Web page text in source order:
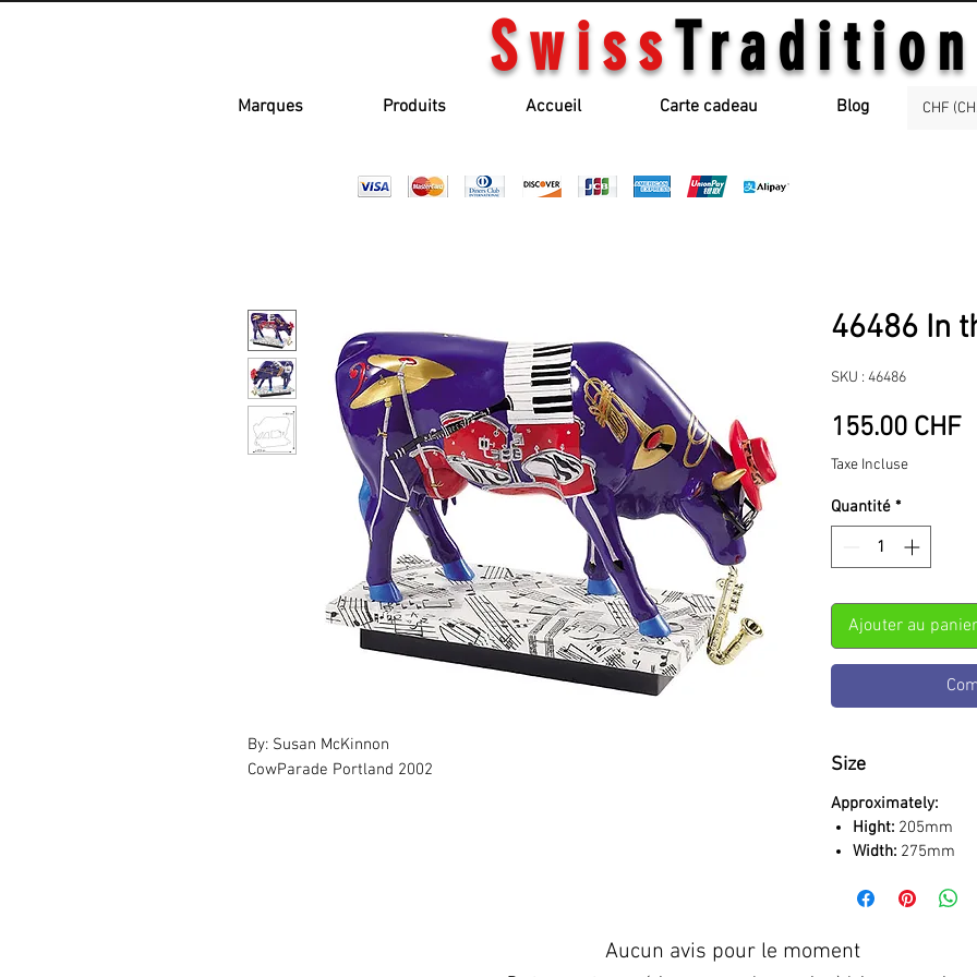
SwissTradition
Marques Produits Accueil Carte cadeau Blog CHF
By: Susan McKinnon
CowParade Portland 2002
46486 In
SKU : 46486
155.00 CHF
Taxe Incluse
Quantité *
Ajouter au panier
Size
Approximately:
Hight: 205mm
Width: 275mm
Aucun avis pour le moment